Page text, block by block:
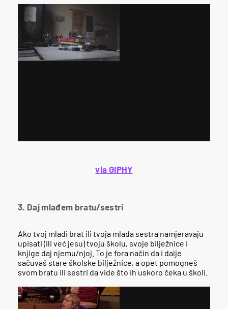
via GIPHY
3. Daj mlađem bratu/sestri
Ako tvoj mlađi brat ili tvoja mlađa sestra namjeravaju
upisati (ili već jesu) tvoju školu, svoje bilježnice i
knjige daj njemu/njoj. To je fora način da i dalje
sačuvaš stare školske bilježnice, a opet pomogneš
svom bratu ili sestri da vide što ih uskoro čeka u školi.